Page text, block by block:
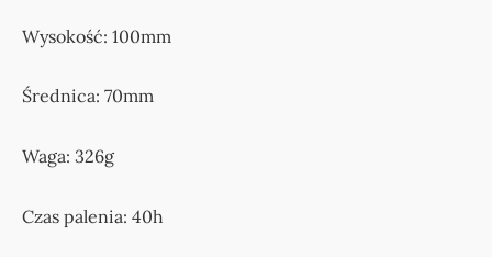
Wysokość: 100mm
Średnica: 70mm
Waga: 326g
Czas palenia: 40h